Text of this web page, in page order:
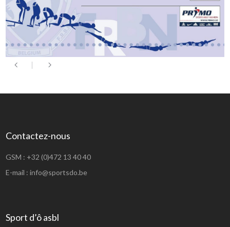
Contactez-nous
GSM : +32 (0)472 13 40 40
E-mail :info@sportsdo.be
Sport d’ô asbl